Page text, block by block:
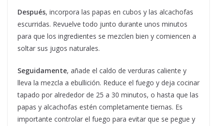
Después, incorpora las papas en cubos y las alcachofas
escurridas. Revuelve todo junto durante unos minutos
para que los ingredientes se mezclen bien y comiencen a
soltar sus jugos naturales.
Seguidamente, añade el caldo de verduras caliente y
lleva la mezcla a ebullición. Reduce el fuego y deja cocinar
tapado por alrededor de 25 a 30 minutos, o hasta que las
papas y alcachofas estén completamente tiernas. Es
importante controlar el fuego para evitar que se pegue y